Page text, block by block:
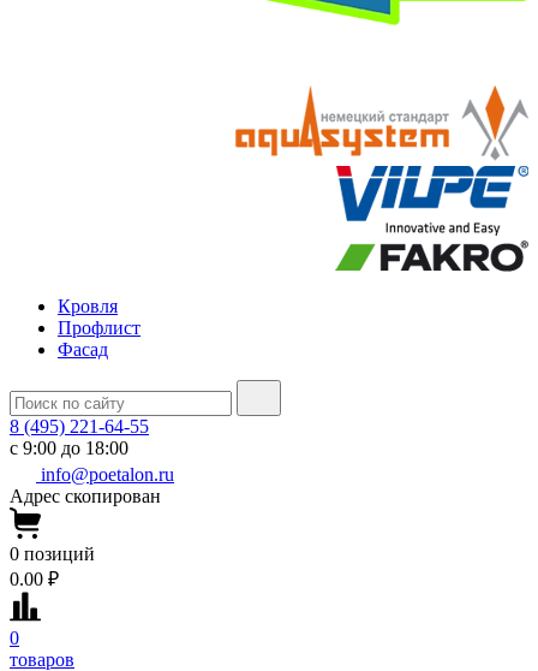
Кровля
Профлист
Фасад
8 (495) 221-64-55
с 9:00 до 18:00
info@poetalon.ru
Адрес скопирован
0 позиций
0.00 ₽
0
товаров